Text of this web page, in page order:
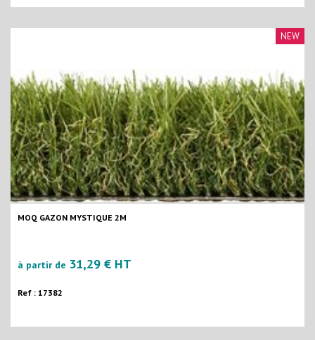
MOQ GAZON MYSTIQUE 2M
à partir de 31,29 € HT
NEW
Ref : 17382